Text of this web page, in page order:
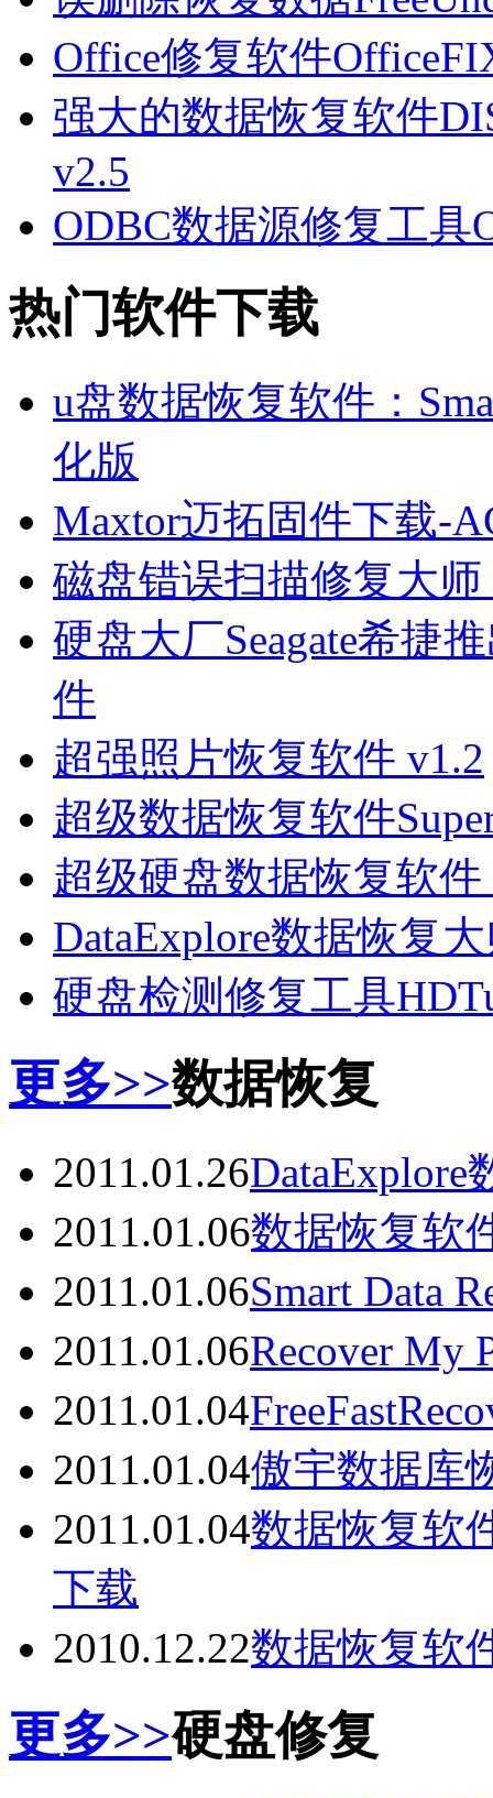
Office修复软件
强大的数据恢复软件
v2.5
ODBC数据源修复工具
热门软件下载
u盘数据恢复软件：
化版
Maxtor迈拓固件下载-
磁盘错误扫描修复大师
硬盘大厂Seagate希捷
件
超强照片恢复软件 v1.2
超级数据恢复软件
超级硬盘数据恢复软件
DataExplore数据恢复
硬盘检测修复工具
更多>>数据恢复
2011.01.26DataExplore
2011.01.06数据恢复软
2011.01.06Smart Data
2011.01.06Recover My
2011.01.04
2011.01.04傲宇数据库
2011.01.04数据恢复软
下载
2010.12.22数据恢复软
更多>>硬盘修复